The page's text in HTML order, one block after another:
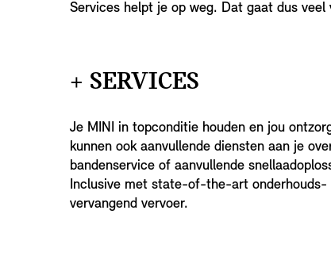
Services helpt je op weg. Dat gaat dus
+ SERVICES
Je MINI in topconditie houden en jou
kunnen ook aanvullende diensten aan je
bandenservice of aanvullende
Inclusive met state-of-the-art
vervangend vervoer.